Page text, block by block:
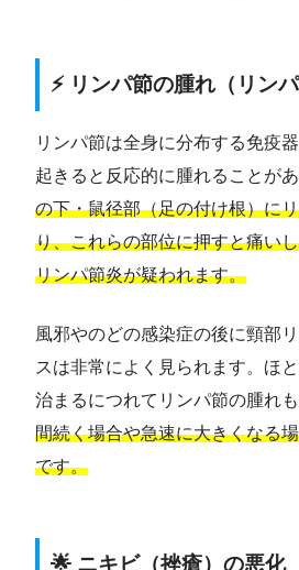
⚡ リンパ節の腫れ（リンパ
リンパ節は全身に分布する免疫
起きると反応的に腫れることが
の下・鼠径部（足の付け根）に
り、これらの部位に押すと痛い
リンパ節炎が疑われます。
風邪やのどの感染症の後に頸部
スは非常によく見られます。ほ
治まるにつれてリンパ節の腫れも
間続く場合や急速に大きくなる
です。
🌟 ニキビ（挫瘡）の悪化